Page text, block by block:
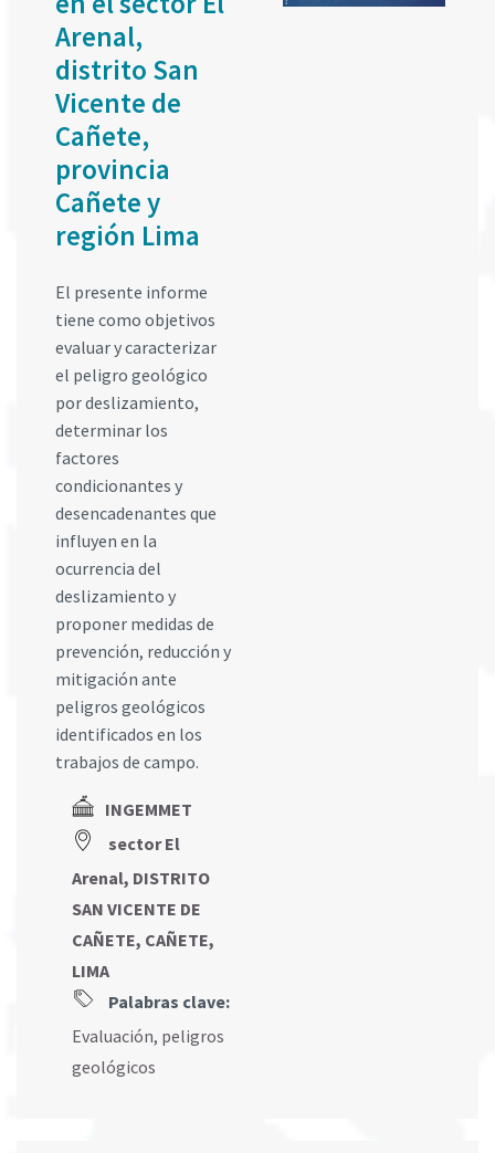
Arenal,
distrito San
Vicente de
Cañete,
provincia
Cañete y
región Lima
El presente informe
tiene como objetivos
evaluar y caracterizar
el peligro geológico
por deslizamiento,
determinar los
factores
condicionantes y
desencadenantes que
influyen en la
ocurrencia del
deslizamiento y
proponer medidas de
prevención, reducción y
mitigación ante
peligros geológicos
identificados en los
trabajos de campo.
INGEMMET
sector El
Arenal, DISTRITO
SAN VICENTE DE
CAÑETE, CAÑETE,
LIMA
Palabras clave:
Evaluación, peligros
geológicos